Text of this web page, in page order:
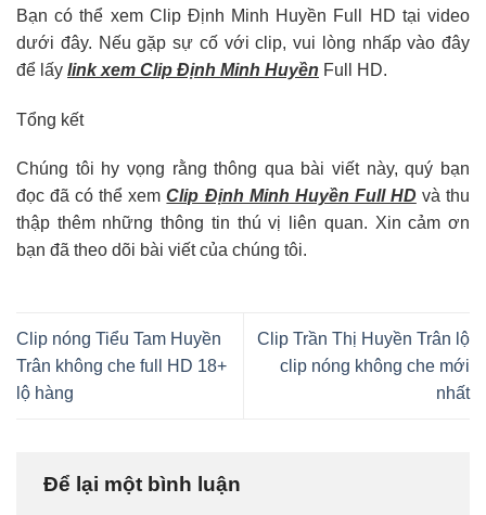
Bạn có thể xem Clip Định Minh Huyền Full HD tại video
dưới đây. Nếu gặp sự cố với clip, vui lòng nhấp vào đây
để lấy link xem Clip Định Minh Huyền Full HD.
Tổng kết
Chúng tôi hy vọng rằng thông qua bài viết này, quý bạn
đọc đã có thể xemClip Định Minh Huyền Full HD và thu
thập thêm những thông tin thú vị liên quan. Xin cảm ơn
bạn đã theo dõi bài viết của chúng tôi.
Clip nóng Tiểu Tam Huyền
Trân không che full HD 18+
lộ hàng
Clip Trần Thị Huyền Trân lộ
clip nóng không che mới
nhất
Để lại một bình luận